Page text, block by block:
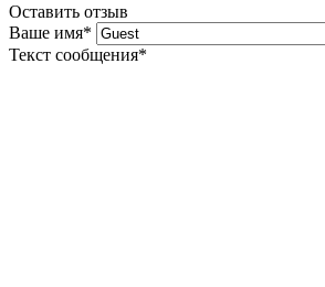
Оставить отзыв
Ваше имя*
Текст сообщения*